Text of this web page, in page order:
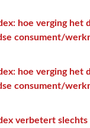
hoe verging het
consument/
hoe verging het
consument/
verbetert slechts